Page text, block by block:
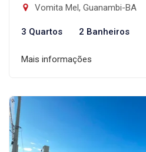
Vomita Mel, Guanambi-BA
3 Quartos 2 Banheiros
Mais informações